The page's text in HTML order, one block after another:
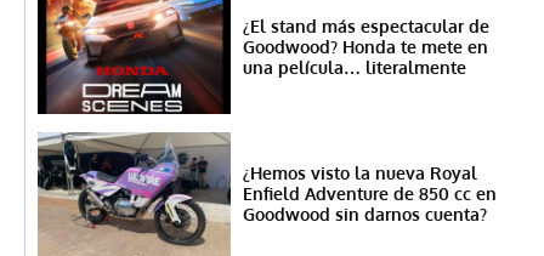
¿El stand más espectacular de
Goodwood? Honda te mete en
una película… literalmente
¿Hemos visto la nueva Royal
Enfield Adventure de 850 cc en
Goodwood sin darnos cuenta?